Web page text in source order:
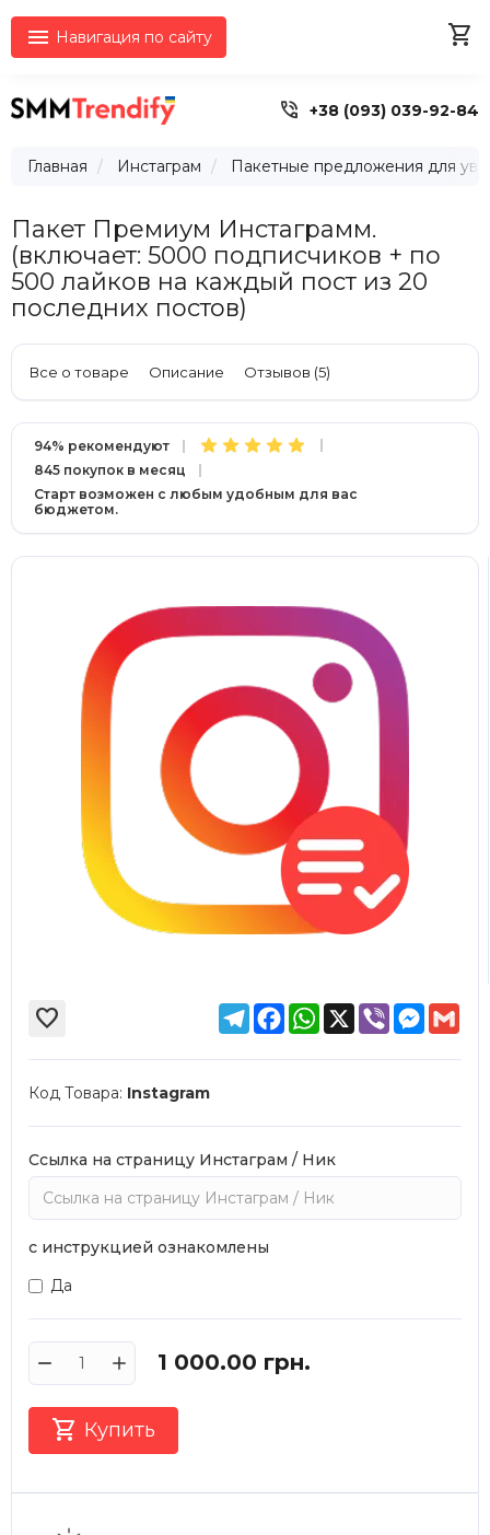
 Навигация по сайту 
 +38 (093) 039-92-84
Главная Инстаграм Пакетные предложения для
Пакет Премиум Инстаграмм.
(включает: 5000 подписчиков + по
500 лайков на каждый пост из 20
последних постов)
Все о товаре Описание Отзывов (5)
94% рекомендуют
845 покупок в месяц
Старт возможен с любым удобным для вас
бюджетом.
 TelegramFacebookWhatsApp
X Viber
Код Товара: Instagram
Ссылка на страницу Инстаграм / Ник
с инструкцией ознакомлены
Да
1 000.00 грн.
 Купить